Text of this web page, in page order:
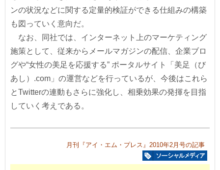
ンの状況などに関する定量的検証ができる仕組みの構築
も図っていく意向だ。
なお、同社では、インターネット上のマーケティング
施策として、従来からメールマガジンの配信、企業ブロ
グや“女性の美足を応援する” ポータルサイト「美足（び
あし）.com」の運営などを行っているが、今後はこれら
とTwitterの連動もさらに強化し、相乗効果の発揮を目指
していく考えである。
月刊『アイ・エム・プレス』2010年2月号の記事